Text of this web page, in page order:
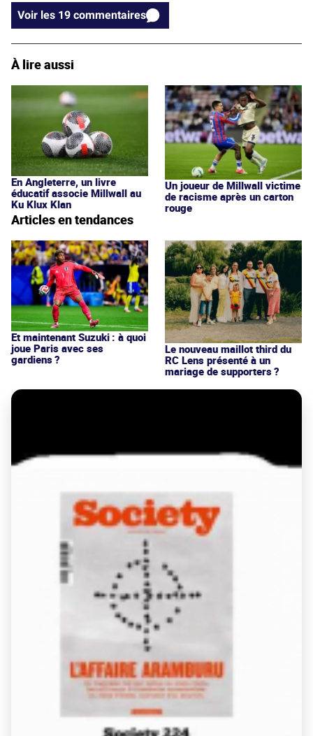
Voir les 19 commentaires
À lire aussi
En Angleterre, un livre
éducatif associe Millwall au
Ku Klux Klan
Un joueur de Millwall victime
de racisme après un carton
rouge
Articles en tendances
Et maintenant Suzuki : à quoi
joue Paris avec ses
gardiens ?
Le nouveau maillot third du
RC Lens présenté à un
mariage de supporters ?